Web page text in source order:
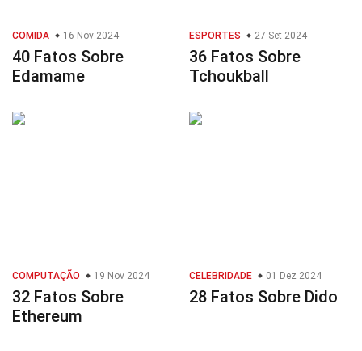
COMIDA 16 Nov 2024
40 Fatos Sobre
Edamame
ESPORTES 27 Set 2024
36 Fatos Sobre
Tchoukball
COMPUTAÇÃO 19 Nov 2024
32 Fatos Sobre
Ethereum
CELEBRIDADE 01 Dez 2024
28 Fatos Sobre Dido